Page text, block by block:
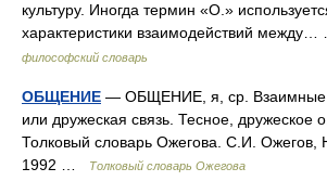
культуру. Иногда термин «О.»
характеристики взаимодействий
философский словарь
ОБЩЕНИЕ — ОБЩЕНИЕ, я, ср. Взаимные
или дружеская связь. Тесное, дружеское
Толковый словарь Ожегова. С.И.
1992 …
Толковый словарь Ожегова